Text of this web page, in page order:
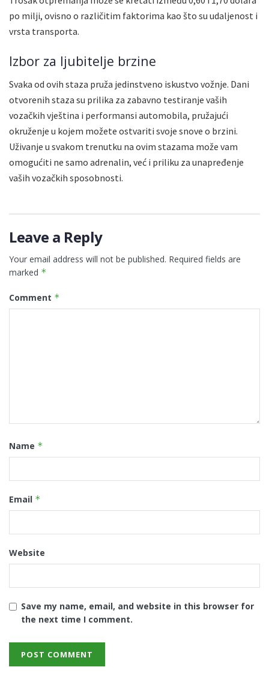
po milji, ovisno o različitim faktorima kao što su udaljenost i
vrsta transporta.
Izbor za ljubitelje brzine
Svaka od ovih staza pruža jedinstveno iskustvo vožnje. Dani
otvorenih staza su prilika za zabavno testiranje vaših
vozačkih vještina i performansi automobila, pružajući
okruženje u kojem možete ostvariti svoje snove o brzini.
Uživanje u svakom trenutku na ovim stazama može vam
omogućiti ne samo adrenalin, već i priliku za unapređenje
vaših vozačkih sposobnosti.
Leave a Reply
Your email address will not be published. Required fields are
marked *
Comment *
Name *
Email *
Website
Save my name, email, and website in this browser for
the next time I comment.